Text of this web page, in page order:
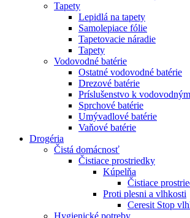
Tapety
Lepidlá na tapety
Samolepiace fólie
Tapetovacie náradie
Tapety
Vodovodné batérie
Ostatné vodovodné batérie
Drezové batérie
Príslušenstvo k
Sprchové batérie
Umývadlové batérie
Vaňové batérie
Drogéria
Čistá domácnosť
Čistiace prostriedky
Kúpelňa
Čistiace
Proti plesni a vlhkosti
Ceresit Stop
Hygienické potreby